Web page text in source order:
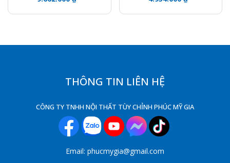
THÔNG TIN LIÊN HỆ
CÔNG TY TNHH NỘI THẤT TÙY CHỈNH PHÚC MỸ GIA
Email: phucmygia@gmail.com